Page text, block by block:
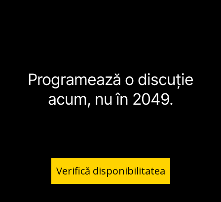
Programează o discuție
acum, nu în 2049.
Verifică disponibilitatea